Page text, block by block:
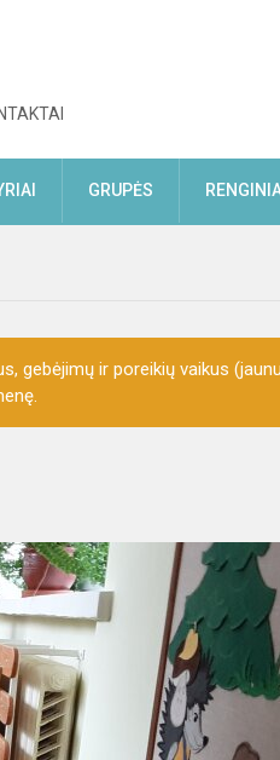
GRUPĖS
gebėjimų ir poreikių vaikus